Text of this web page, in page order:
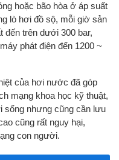
hoặc bão hòa ở áp suất
lò hơi đồ sộ, mỗi giờ sản
đến trên dưới 300 bar,
phát điện đến 1200 ~
của hơi nước đã góp
mạng khoa học kỹ thuật,
sống nhưng cũng cần lưu
cũng rất nguy hại,
con người.